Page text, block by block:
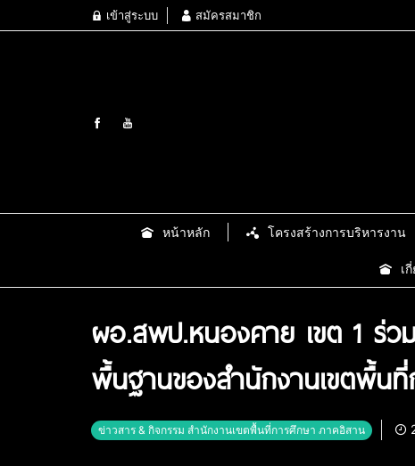
เข้าสู่ระบบ สมัครสมาชิก
หน้าหลัก โครงสร้างการบริหารงาน
เ
ผอ.สพป.หนองคาย เขต 1 ร่ว
พื้นฐานของสำนักงานเขตพื้น
ข่าวสาร & กิจกรรม สำนักงานเขตพื้นที่การศึกษา ภาคอิสาน